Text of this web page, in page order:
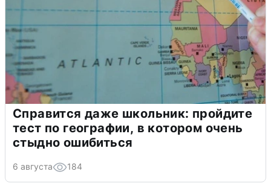
Справится даже школьник: пройдите
тест по географии, в котором очень
стыдно ошибиться
6 августа 184